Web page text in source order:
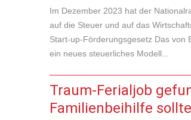
Im Dezember 2023 hat der
auf die Steuer und auf das
Start-up-Förderungsgesetz Das von
ein neues steuerliches Modell...
Traum-Ferialjob
Familienbeihilfe